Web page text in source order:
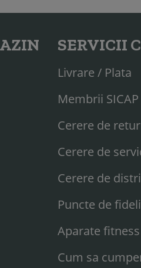
SERVICII
Livrare / Plata
Membrii SICAP
Cerere de
Cerere de
Cerere de
Puncte de
Aparate
Cum sa